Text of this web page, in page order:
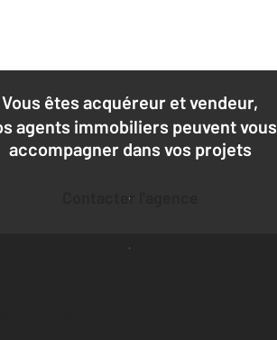
Vous êtes acquéreur et vendeur,
agents immobiliers peuvent vous
accompagner dans vos projets
Contacter l'agence
Demander une estimation
compte